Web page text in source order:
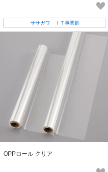
ササガワ ＩＴ事業部
OPPロール クリア